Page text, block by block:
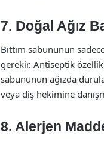
7. Doğal Ağız
Bıttım sabununun
gerekir. Antiseptik
sabununun ağızda
veya diş hekimine
8. Alerjen